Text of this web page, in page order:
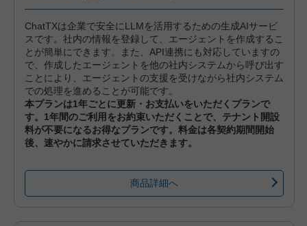
ChatTXは企業で安全にLLMを活用するための生成AIサービ
スです。社内の情報を登録して、エージェントを作成するこ
とが簡単にできます。また、API連携にも対応していますの
で、作成したエージェントを他の社内システムから呼び出す
ことにより、エージェントの支援を受けながら社内システム
での処理を進めることが可能です。
本プランは1年ごとに更新・お支払いをいただくプランで
す。1年間のご利用をお約束いただくことで、テナント開設
料が不要になるお得なプランです。料金は各契約期間開始
後、速やかに請求させていただきます。
商品詳細へ